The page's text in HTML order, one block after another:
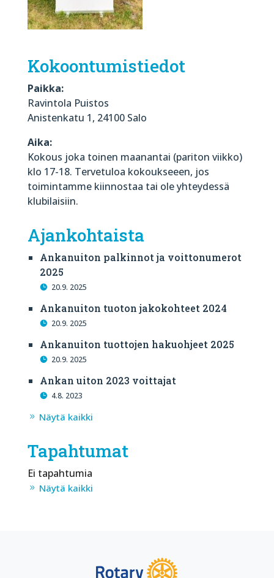
Kokoontumistiedot
Paikka:
Ravintola Puistos
Anistenkatu 1, 24100 Salo
Aika:
Kokous joka toinen maanantai (pariton viikko)
klo 17-18. Tervetuloa kokoukseeen, jos
toimintamme kiinnostaa tai ole yhteydessä
klubilaisiin.
Ajankohtaista
Ankanuiton palkinnot ja voittonumerot
2025
20.9. 2025
Ankanuiton tuoton jakokohteet 2024
20.9. 2025
Ankanuiton tuottojen hakuohjeet 2025
20.9. 2025
Ankan uiton 2023 voittajat
4.8. 2023
Näytä kaikki
Tapahtumat
Ei tapahtumia
Näytä kaikki